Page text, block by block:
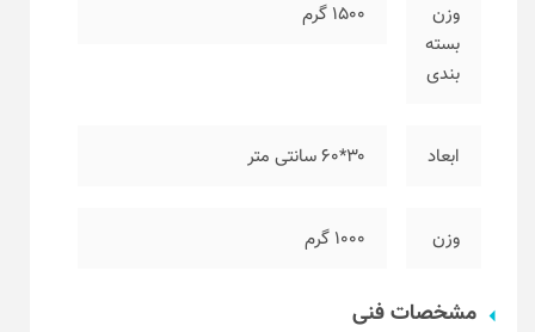
وزن
بسته
بندی
۱۵۰۰ گرم
ابعاد ۳۰*۶۰ سانتی متر
وزن ۱۰۰۰ گرم
مشخصات فنی